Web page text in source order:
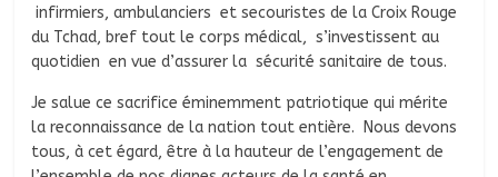
infirmiers, ambulanciers et secouristes de la Croix Rouge
du Tchad, bref tout le corps médical, s’investissent au
quotidien en vue d’assurer la sécurité sanitaire de tous.
Je salue ce sacrifice éminemment patriotique qui mérite
la reconnaissance de la nation tout entière. Nous devons
tous, à cet égard, être à la hauteur de l’engagement de